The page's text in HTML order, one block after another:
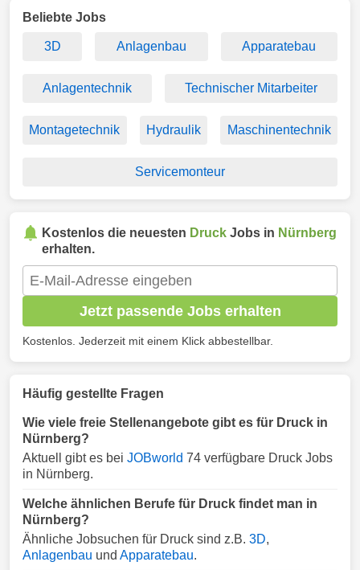
Beliebte Jobs
3D Anlagenbau Apparatebau
Anlagentechnik Technischer Mitarbeiter
Montagetechnik Hydraulik Maschinentechnik
Servicemonteur
Kostenlos die neuesten Druck Jobs in Nürnberg
erhalten.
Jetzt passende Jobs erhalten
Kostenlos. Jederzeit mit einem Klick abbestellbar.
Häufig gestellte Fragen
Wie viele freie Stellenangebote gibt es für Druck in
Nürnberg?
Aktuell gibt es bei JOBworld 74 verfügbare Druck Jobs
in Nürnberg.
Welche ähnlichen Berufe für Druck findet man in
Nürnberg?
Ähnliche Jobsuchen für Druck sind z.B. 3D,
Anlagenbau und Apparatebau.